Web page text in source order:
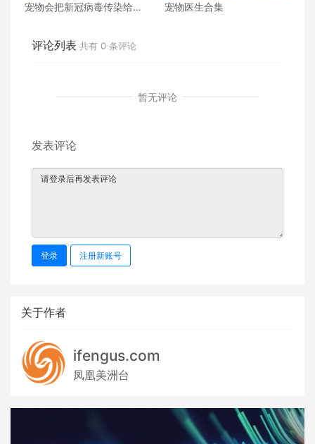
宠物会把新冠病毒传染给主
宠物医生合集
评论列表 共有 0 条评论
暂无评论
发表评论
登录 注册新账号
关于作者
ifengus.com
凤凰美洲台